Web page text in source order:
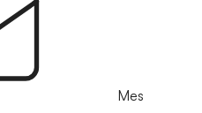
Mes